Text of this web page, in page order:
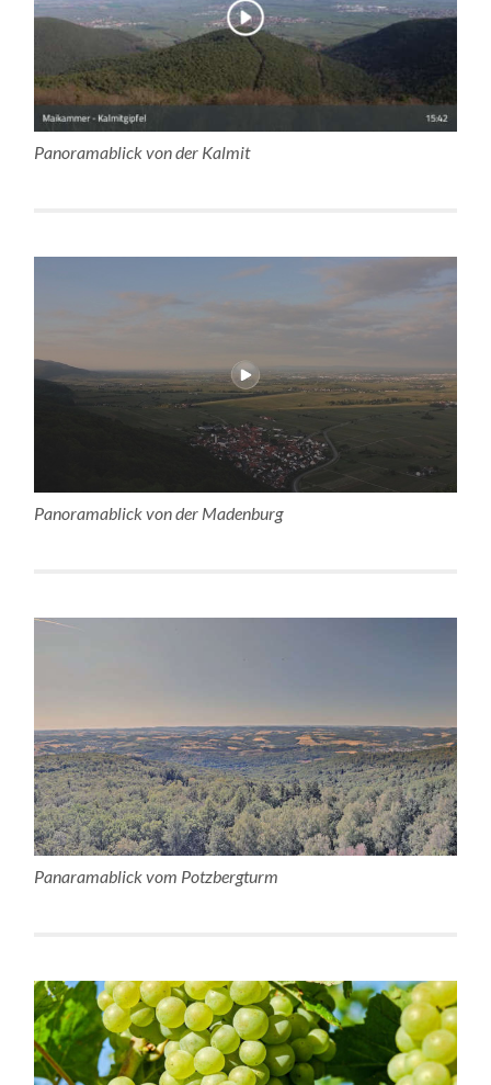
Panoramablick von der Kalmit
Panoramablick von der Madenburg
Panaramablick vom Potzbergturm